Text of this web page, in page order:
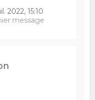
2022, 15:10
message